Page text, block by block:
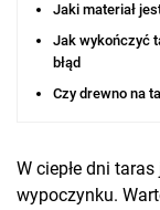
Jaki materiał
Jak wykończyć
błąd
Czy drewno na
W ciepłe dni
wypoczynku.